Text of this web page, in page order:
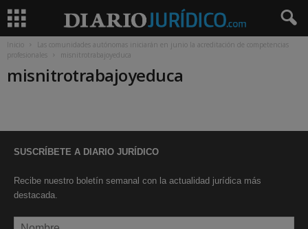
Inicio
Las comunidades autónomas iniciarán en junio la acreditación de competencias
profesionales
misnitrotrabajoyeduca
misnitrotrabajoyeduca
SUSCRÍBETE A DIARIO JURÍDICO
Recibe nuestro boletín semanal con la actualidad jurídica más
destacada.